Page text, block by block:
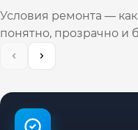
Условия ремонта —
понятно, прозрачно и